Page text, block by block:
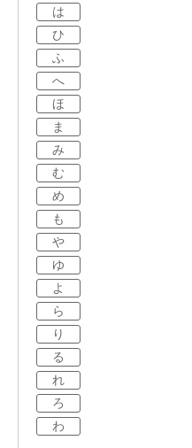
は
ひ
ふ
へ
ほ
ま
み
む
め
も
や
ゆ
よ
ら
り
る
れ
ろ
わ